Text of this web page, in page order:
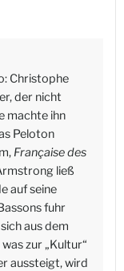
Christophe
der nicht
machte ihn
Peloton
Française des
ließ
auf seine
fuhr
aus dem
zur „Kultur“
aussteigt, wird